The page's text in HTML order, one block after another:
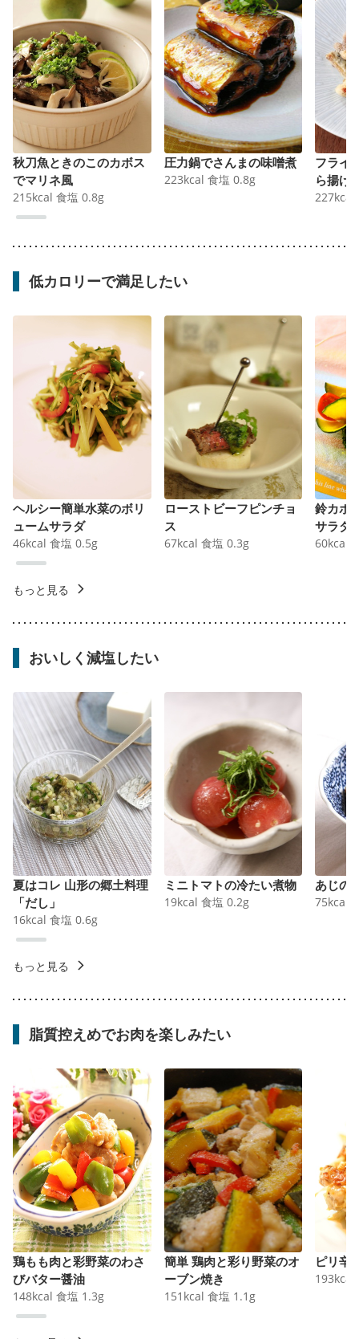
秋刀魚ときのこのカボス
でマリネ風
215kcal 食塩 0.8g
圧力鍋でさんまの味噌煮
223kcal 食塩 0.8g
フライ
ら揚げ
227kcal
低カロリーで満足したい
ヘルシー簡単水菜のボリ
ュームサラダ
46kcal 食塩 0.5g
ローストビーフピンチョ
ス
67kcal 食塩 0.3g
鈴カボ
サラダ
60kcal
もっと見る
おいしく減塩したい
夏はコレ 山形の郷土料理
「だし」
16kcal 食塩 0.6g
ミニトマトの冷たい煮物
19kcal 食塩 0.2g
あじの
75kcal
もっと見る
脂質控えめでお肉を楽しみたい
鶏もも肉と彩野菜のわさ
びバター醤油
148kcal 食塩 1.3g
簡単 鶏肉と彩り野菜のオ
ーブン焼き
151 kcal 食塩 1.1 g
ピリ辛
193kcal